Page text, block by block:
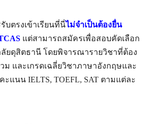
ตรงเข้าเรียนที่นี่ไม่จำเป็นต้องยื่น
แต่สามารถสมัครเพื่อสอบคัดเลือก
ยดุสิตธานี โดยพิจารณารายวิชาที่ต้อง
ม และเกรดเฉลี่ยวิชาภาษาอังกฤษและ
แนน IELTS, TOEFL, SAT ตามแต่ละ